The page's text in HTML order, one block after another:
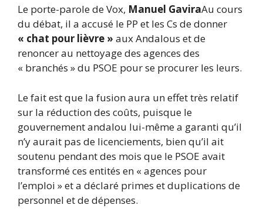
Le porte-parole de Vox, Manuel GaviraAu cours
du débat, il a accusé le PP et les Cs de donner
« chat pour lièvre » aux Andalous et de
renoncer au nettoyage des agences des
« branchés » du PSOE pour se procurer les leurs.
Le fait est que la fusion aura un effet très relatif
sur la réduction des coûts, puisque le
gouvernement andalou lui-même a garanti qu’il
n’y aurait pas de licenciements, bien qu’il ait
soutenu pendant des mois que le PSOE avait
transformé ces entités en « agences pour
l’emploi » et a déclaré primes et duplications de
personnel et de dépenses.